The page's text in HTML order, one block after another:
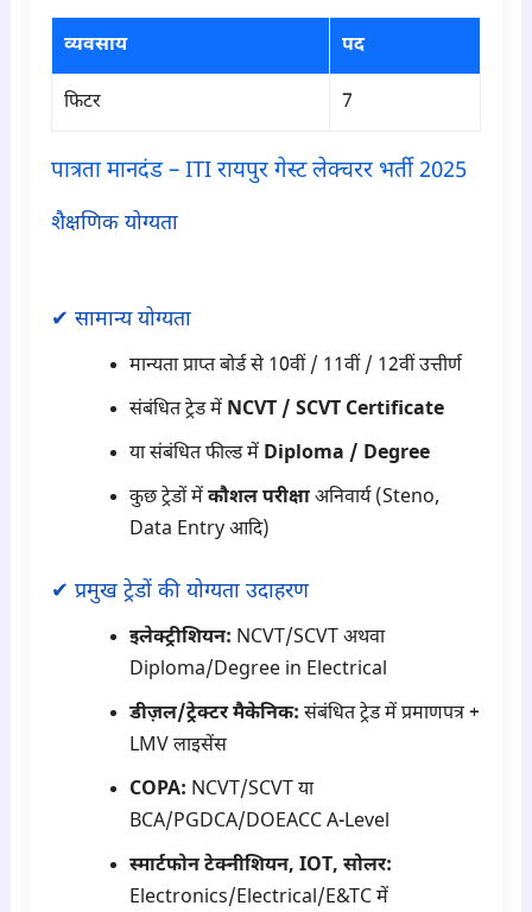
व्यवसाय पद
फिटर 7
पात्रता मानदंड – ITI रायपुर गेस्ट लेक्चरर भर्ती 2025
शैक्षणिक योग्यता
✔ सामान्य योग्यता
मान्यता प्राप्त बोर्ड से 10वीं / 11वीं / 12वीं उत्तीर्ण
संबंधित ट्रेड में NCVT / SCVT Certificate
या संबंधित फील्ड में Diploma / Degree
कुछ ट्रेडों मेंकौशल परीक्षाअनिवार्य (Steno,
Data Entry आदि)
✔ प्रमुख ट्रेडों की योग्यता उदाहरण
इलेक्ट्रीशियन: NCVT/SCVT अथवा
Diploma/Degree in Electrical
डीज़ल/ट्रेक्टर मैकेनिक: संबंधित ट्रेड में प्रमाणपत्र +
LMV लाइसेंस
COPA: NCVT/SCVT या
BCA/PGDCA/DOEACC A-Level
स्मार्टफोन टेक्नीशियन, IOT, सोलर:
Electronics/Electrical/E&TC में